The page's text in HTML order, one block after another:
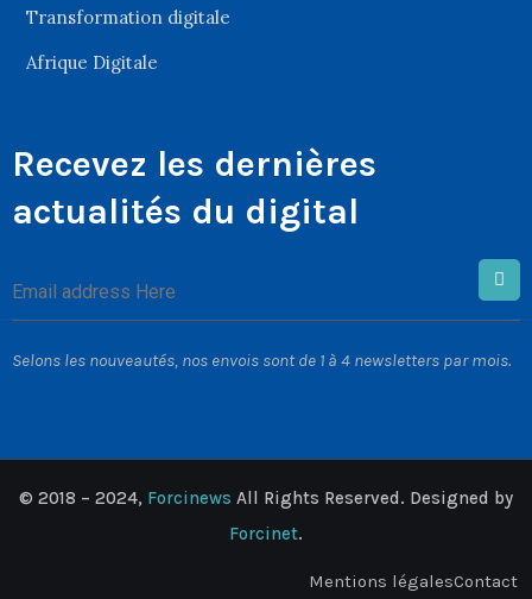
Transformation digitale
Afrique Digitale
Recevez les dernières
actualités du digital
Selons les nouveautés, nos envois sont de 1 à 4 newsletters par mois.
© 2018 – 2024, Forcinews All Rights Reserved. Designed by
Forcinet.
Mentions légalesContact